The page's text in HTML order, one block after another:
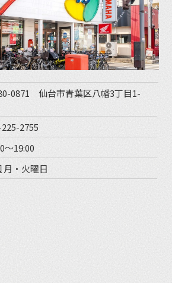
0871 仙台市青葉区八幡3丁目1-
2755
〜19:00
月・火曜日